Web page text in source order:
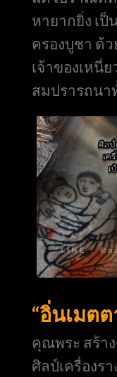
หายากยิ่ง เ
ครองบูชา ด้
เจ้าของเหนี่
สมปรารถนา
“อิ่นเมต
คุณพระ สร้า
ศิลป์เครื่องร